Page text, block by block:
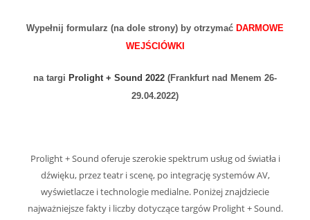
Wypełnij formularz (na dole strony) by otrzymać DARMOWE
WEJŚCIÓWKI
na targi Prolight + Sound 2022 (Frankfurt nad Menem 26-
29.04.2022)
Prolight + Sound oferuje szerokie spektrum usług od światła i
dźwięku, przez teatr i scenę, po integrację systemów AV,
wyświetlacze i technologie medialne. Poniżej znajdziecie
najważniejsze fakty i liczby dotyczące targów Prolight + Sound.